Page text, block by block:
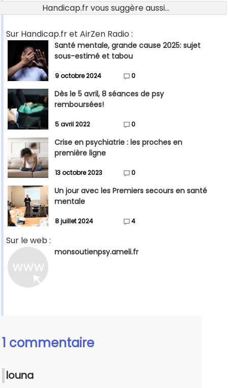
Handicap.fr vous suggère aussi...
Sur Handicap.fr et AirZen Radio :
Santé mentale, grande cause 2025: sujet
sous-estimé et tabou
9 octobre 2024 0
Dès le 5 avril, 8 séances de psy
remboursées!
5 avril 2022 0
Crise en psychiatrie : les proches en
première ligne
13 octobre 2023 0
Un jour avec les Premiers secours en santé
mentale
8 juillet 2024 4
Sur le web :
monsoutienpsy.ameli.fr
1 commentaire
louna